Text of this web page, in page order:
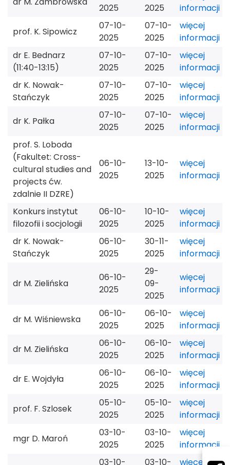
2025
2025
informacji
prof. K. Sipowicz
07-10-
2025
07-10-
2025
więcej
informacji
dr E. Bednarz
(11:40-13:15)
07-10-
2025
07-10-
2025
więcej
informacji
dr K. Nowak-
Stańczyk
07-10-
2025
07-10-
2025
więcej
informacji
dr K. Pałka
07-10-
2025
07-10-
2025
więcej
informacji
prof. S. Loboda
(Fakultet: Cross-
cultural studies and
projects ćw.
zdalnie II DZRE)
06-10-
2025
13-10-
2025
więcej
informacji
Konkurs instytut
filozofii i socjologii
06-10-
2025
10-10-
2025
więcej
informacji
dr K. Nowak-
Stańczyk
06-10-
2025
30-11-
2025
więcej
informacji
dr M. Zielińska
06-10-
2025
29-
09-
2025
więcej
informacji
dr M. Wiśniewska
06-10-
2025
06-10-
2025
więcej
informacji
dr M. Zielińska
06-10-
2025
06-10-
2025
więcej
informacji
dr E. Wojdyła
06-10-
2025
06-10-
2025
więcej
informacji
prof. F. Szlosek
05-10-
2025
05-10-
2025
więcej
informacji
mgr D. Maroń
03-10-
2025
03-10-
2025
więcej
informacji
03-10- 03-10- więcej